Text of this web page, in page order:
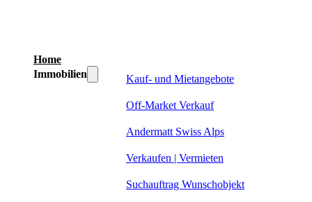
Home
Immobilien
Kauf- und Mietangebote
Off-Market Verkauf
Andermatt Swiss Alps
Verkaufen | Vermieten
Suchauftrag Wunschobjekt